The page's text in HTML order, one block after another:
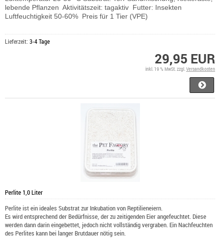
lebende Pflanzen Aktivitätszeit: tagaktiv Futter: Insekten
Luftfeuchtigkeit 50-60% Preis für 1 Tier (VPE)
Lieferzeit: 3-4 Tage
29,95 EUR
inkl. 19 % MwSt. zzgl. Versandkosten
Perlite 1,0 Liter
Perlite ist ein ideales Substrat zur Inkubation von Reptilieneiern.
Es wird entsprechend der Bedürfnisse, der zu zeitigenden Eier angefeuchtet. Diese
werden dann darin eingebettet, jedoch nicht vollständig vergraben. Ein Nachfeuchten
des Perlites kann bei langer Brutdauer nötig sein.